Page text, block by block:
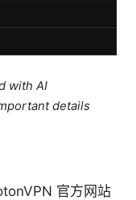
with AI
details
官方网站